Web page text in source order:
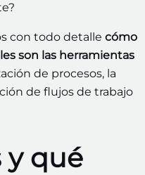
con todo detalle cómo
son las herramientas
de procesos, la
de flujos de trabajo
y qué